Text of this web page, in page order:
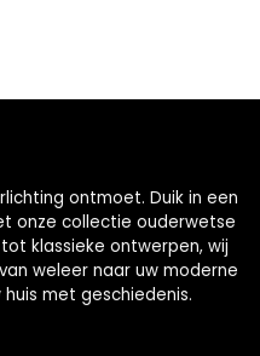
ontmoet. Duik in een
onze collectie ouderwetse
klassieke ontwerpen, wij
weleer naar uw moderne
met geschiedenis.